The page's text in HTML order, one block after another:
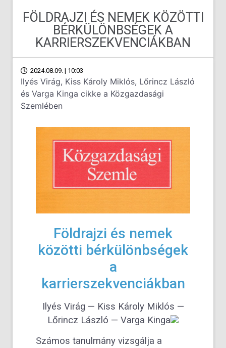
FÖLDRAJZI ÉS NEMEK KÖZÖTTI
BÉRKÜLÖNBSÉGEK A
KARRIERSZEKVENCIÁKBAN
2024.08.09. | 10:03
Ilyés Virág, Kiss Károly Miklós, Lőrincz László
és Varga Kinga cikke a Közgazdasági
Szemlében
Földrajzi és nemek
közötti bérkülönbségek
a
karrierszekvenciákban
Ilyés Virág — Kiss Károly Miklós —
Lőrincz László — Varga Kinga
Számos tanulmány vizsgálja a